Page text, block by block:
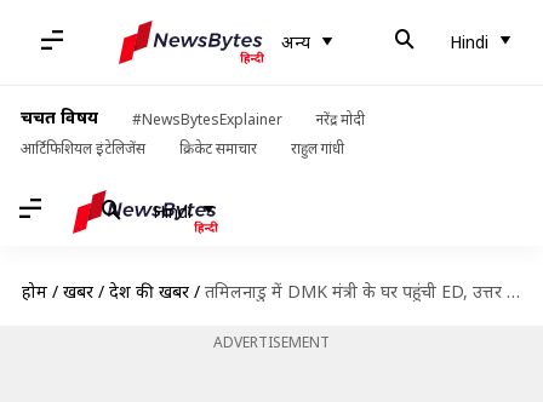
अन्य Hindi
चर्चित विषय #NewsBytesExplainer
नरेंद्र मोदी
आर्टिफिशियल इंटेलिजेंस
क्रिकेट समाचार राहुल गांधी
Hindi
होम / खबरें / देश की खबरें / तमिलनाडु में DMK मंत्री के घर पहुंची ED, उत्तर प्रदेश में पूर्व BSP विधायक की जांच
ADVERTISEMENT